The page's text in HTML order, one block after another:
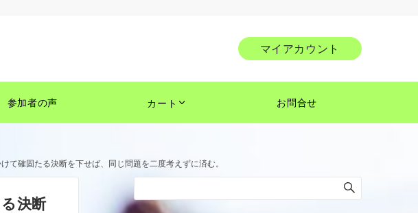
マイアカウント
参加者の声 カート お問合せ
て確固たる決断を下せば、同じ問題を二度考えずに済む。
決断